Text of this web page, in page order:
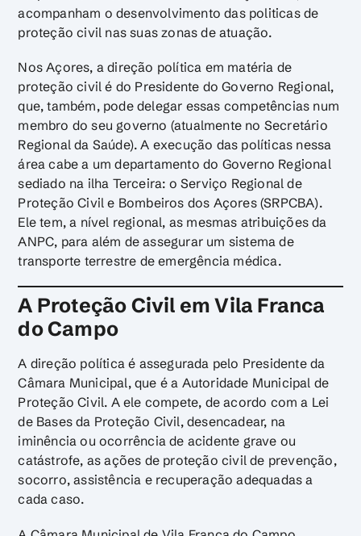
acompanham o desenvolvimento das politicas de
proteção civil nas suas zonas de atuação.
Nos Açores, a direção política em matéria de
proteção civil é do Presidente do Governo Regional,
que, também, pode delegar essas competências num
membro do seu governo (atualmente no Secretário
Regional da Saúde). A execução das políticas nessa
área cabe a um departamento do Governo Regional
sediado na ilha Terceira: o Serviço Regional de
Proteção Civil e Bombeiros dos Açores (SRPCBA).
Ele tem, a nível regional, as mesmas atribuições da
ANPC, para além de assegurar um sistema de
transporte terrestre de emergência médica.
A Proteção Civil em Vila Franca
do Campo
A direção política é assegurada pelo Presidente da
Câmara Municipal, que é a Autoridade Municipal de
Proteção Civil. A ele compete, de acordo com a Lei
de Bases da Proteção Civil, desencadear, na
iminência ou ocorrência de acidente grave ou
catástrofe, as ações de proteção civil de prevenção,
socorro, assistência e recuperação adequadas a
cada caso.